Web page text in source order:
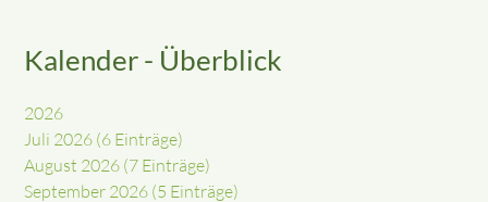
Kalender - Überblick
2026
Juli 2026 (6 Einträge)
August 2026 (7 Einträge)
September 2026 (5 Einträge)